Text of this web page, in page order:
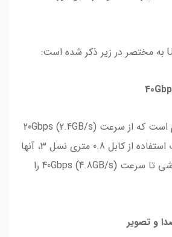
دستگاه های USB4 لازم است که از سرعت 20Gbps (2.4GB/s)
پشتیبانی کنند. درصورت استفاده از کابل 0.8 متری نسل 3، آنها
می توانند بصورت سفارشی تا سرعت 40Gbps (4.8GB/s) را
و تصویر